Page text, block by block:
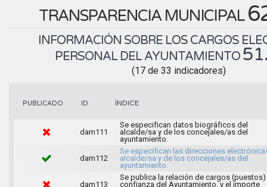
TRANSPARENCIA MUNICIPAL
INFORMACIÓN SOBRE LOS CARGOS
PERSONAL DEL AYUNTAMIENTO
(17 de 33 indicadores)
PUBLICADO ID ÍNDICE
dam111
Se especifican datos biográficos del
alcalde/sa y de los concejales/as del
ayuntamiento.
dam112
Se especifican las direcciones
alcalde/sa y de los concejales/as del
ayuntamiento.
dam113
Se publica la relación de cargos
confianza del Ayuntamiento, y el importe